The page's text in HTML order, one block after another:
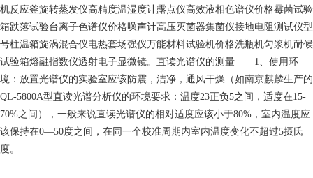
机反应釜旋转蒸发仪高精度温湿度计露点仪高效液相色谱仪价格霉菌试验
箱跌落试验台离子色谱仪价格噪声计高压灭菌器集菌仪接地电阻测试仪型
号柱温箱旋涡混合仪电热套场强仪万能材料试验机价格洗瓶机匀浆机耐候
试验箱熔融指数仪透射电子显微镜。直读光谱仪的测量 1、使用环
境：放置光谱仪的实验室应该防震，洁净，通风干燥（如南京麒麟生产的
QL-5800A型直读光谱分析仪的环境要求：温度23正负5之间，适度在15-
70%之间），一般来说直读光谱仪的相对适度应该小于80%，室内温度应
该保持在0—50度之间，在同一个校准周期内室内温度变化不超过5摄氏
度。